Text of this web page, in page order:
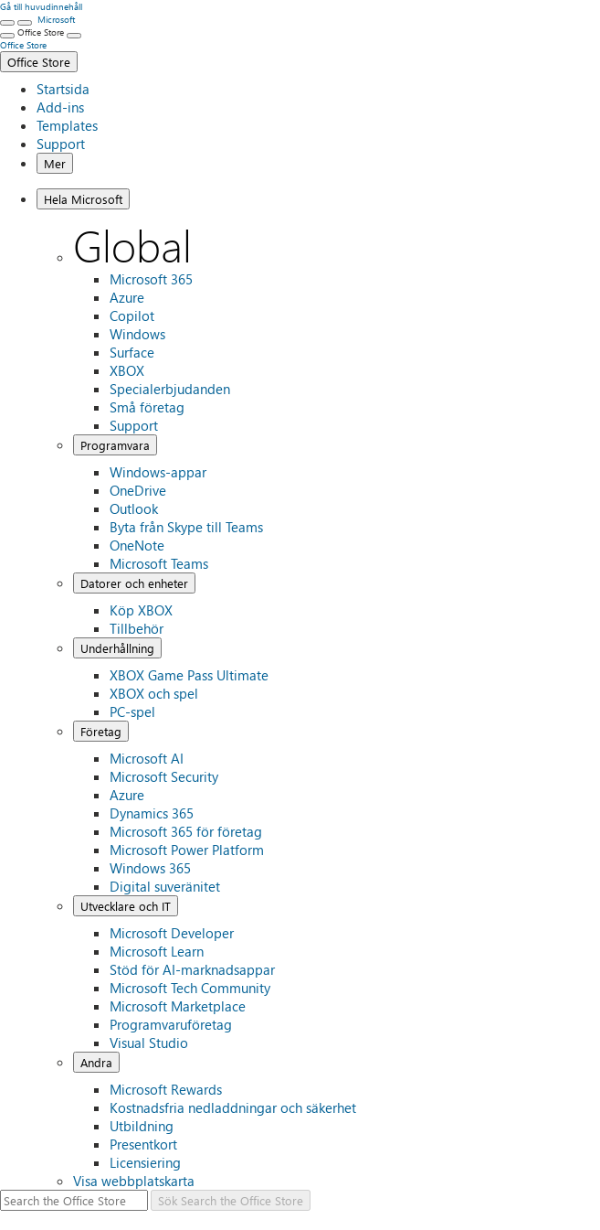
Gå till huvudinnehåll
Microsoft
Office Store
Office Store
Office Store
Startsida
Add-ins
Templates
Support
Mer
Hela Microsoft
Global
Microsoft 365
Azure
Copilot
Windows
Surface
XBOX
Specialerbjudanden
Små företag
Support
Programvara
Windows-appar
OneDrive
Outlook
Byta från Skype till Teams
OneNote
Microsoft Teams
Datorer och enheter
Köp XBOX
Tillbehör
Underhållning
XBOX Game Pass Ultimate
XBOX och spel
PC-spel
Företag
Microsoft AI
Microsoft Security
Azure
Dynamics 365
Microsoft 365 för företag
Microsoft Power Platform
Windows 365
Digital suveränitet
Utvecklare och IT
Microsoft Developer
Microsoft Learn
Stöd för AI-marknadsappar
Microsoft Tech Community
Microsoft Marketplace
Programvaruföretag
Visual Studio
Andra
Microsoft Rewards
Kostnadsfria nedladdningar och säkerhet
Utbildning
Presentkort
Licensiering
Visa webbplatskarta
Sök Search the Office Store